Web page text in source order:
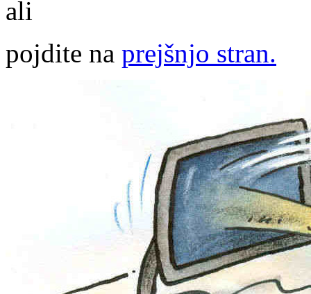
ali
pojdite na prejšnjo stran.